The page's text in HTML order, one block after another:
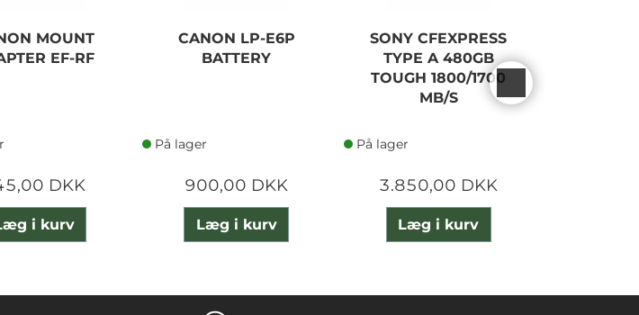
MOUNT
EF-RF
DKK
i kurv
CANON LP-E6P
BATTERY
På lager
900,00 DKK
Læg i kurv
SONY CFEXPRESS
TYPE A 480GB
TOUGH 1800/1700
MB/S
På lager
3.850,00 DKK
Læg i kurv